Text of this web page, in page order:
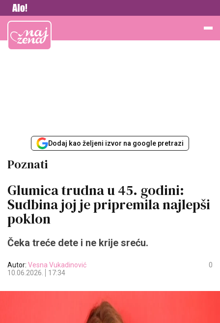
Vesti
Najžena
Dodaj kao željeni izvor na google pretrazi
Poznati
Glumica trudna u 45. godini:
Sudbina joj je pripremila najlepši
poklon
Čeka treće dete i ne krije sreću.
Autor: Vesna Vukadinović
10.06.2026.
17:34
0